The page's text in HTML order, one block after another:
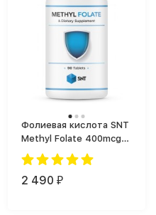
Фолиевая кислота SNT
Methyl Folate 400mcg
(90)
2 490 ₽